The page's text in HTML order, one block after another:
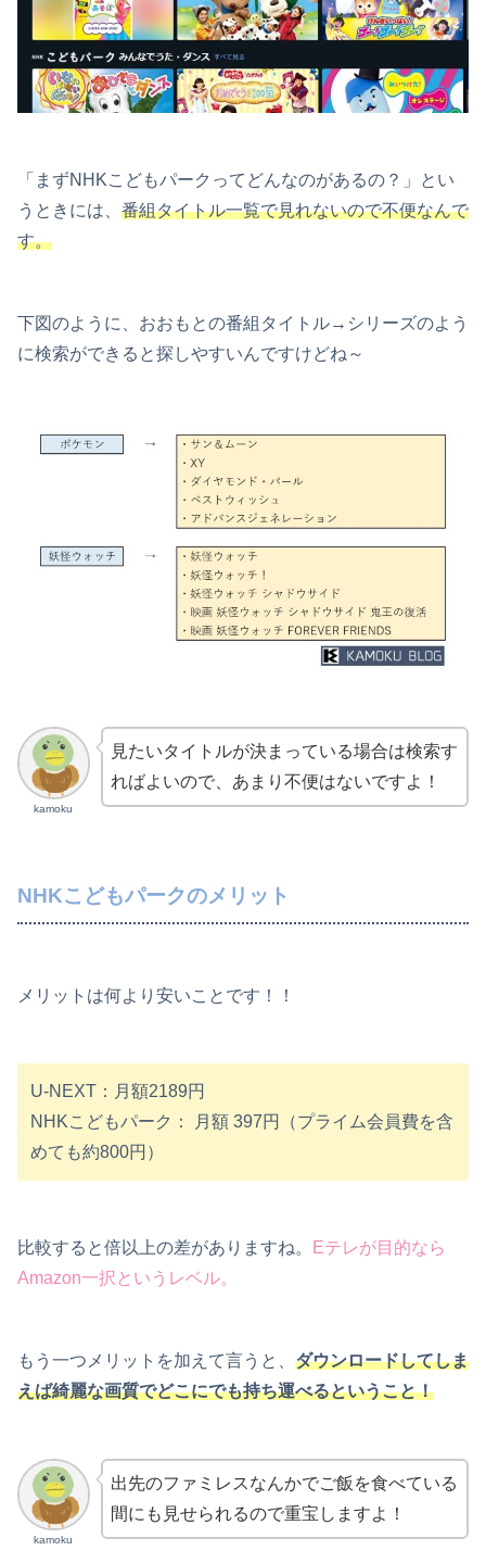
「まずNHKこどもパークってどんなのがあるの？」とい
うときには、 番組タイトル一覧で見れないので不便なんで
す。
下図のように、おおもとの番組タイトル→シリーズのよう
に検索ができると探しやすいんですけどね～
kamoku
見たいタイトルが決まっている場合は検索す
ればよいので、あまり不便はないですよ！
NHKこどもパークのメリット
メリットは何より安いことです！！
U-NEXT：月額2189円
NHKこどもパーク： 月額 397円（プライム会員費を含
めても約800円）
比較すると倍以上の差がありますね。
Eテレが目的なら
Amazon一択というレベル。
もう一つメリットを加えて言うと、 ダウンロードしてしま
えば綺麗な画質でどこにでも持ち運べるということ！
kamoku
出先のファミレスなんかでご飯を食べている
間にも見せられるので重宝しますよ！